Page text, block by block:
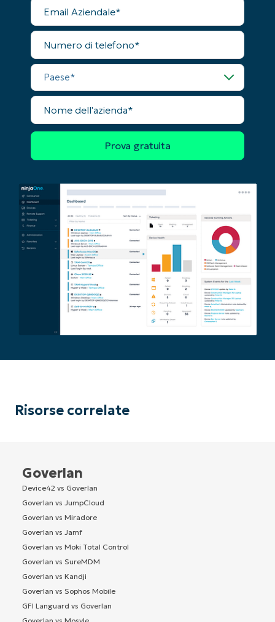
Aziendale
Numero
telefono
Paese
Nome
dell'azienda
Risorse correlate
Goverlan
Device42 vs Goverlan
Goverlan vs JumpCloud
Goverlan vs Miradore
Goverlan vs Jamf
Goverlan vs Moki Total Control
Goverlan vs SureMDM
Goverlan vs Kandji
Goverlan vs Sophos Mobile
GFI Languard vs Goverlan
last
name*
Business
email*
number*
name*